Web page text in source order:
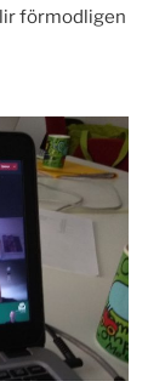
förmodligen